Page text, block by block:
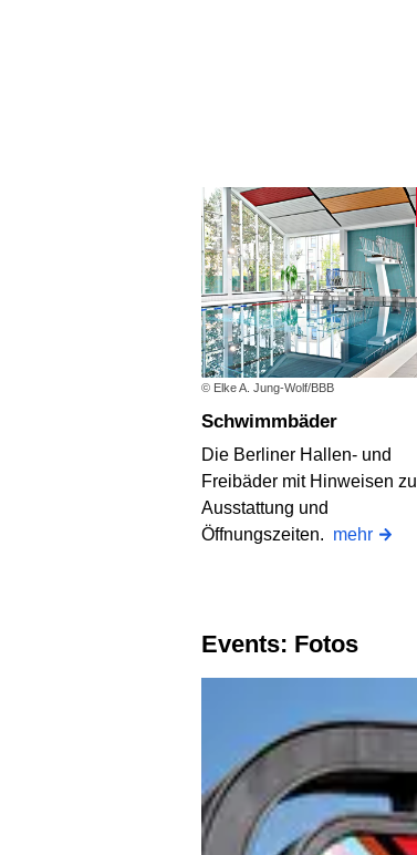
© Elke A. Jung-Wolf/BBB
Schwimmbäder
Die Berliner Hallen- und
Freibäder mit Hinweisen zu
Ausstattung und
Öffnungszeiten. mehr
Events: Fotos